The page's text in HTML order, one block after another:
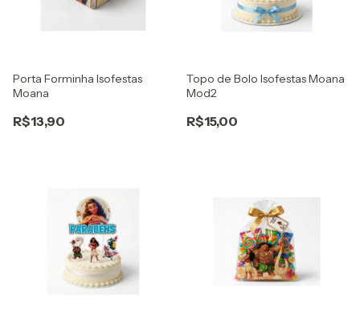
Porta Forminha Isofestas
Moana
R$13,90
Topo de Bolo Isofestas Moana
Mod2
R$15,00